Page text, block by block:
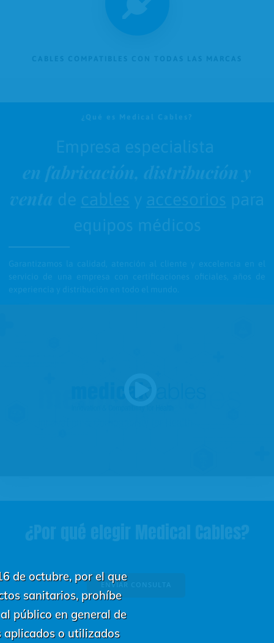
¿Qué es Medical Cables?
Empresa especialista
en fabricación, distribución y
venta de cables y accesorios para
equipos médicos
Garantizamos la calidad, atención al cliente y excelencia en el
servicio de una empresa con certificaciones oficiales, años de
experiencia y distribución en todo el mundo.
¿Por qué elegir Medical Cables?
ENVIAR CONSULTA
de octubre, por el que
sanitarios, prohíbe
público en general de
o utilizados